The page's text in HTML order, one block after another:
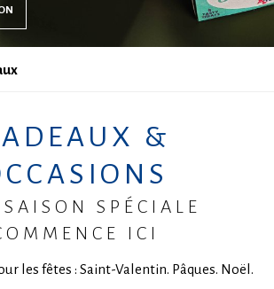
&
SPÉCIALE
ICI
les fêtes : Saint-Valentin. Pâques. Noël.